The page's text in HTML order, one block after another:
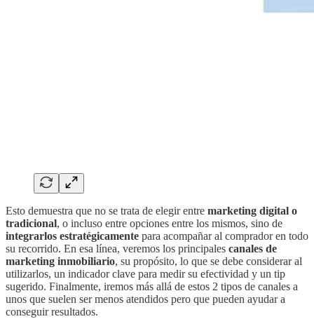
Esto demuestra que no se trata de elegir entre marketing digital o
tradicional, o incluso entre opciones entre los mismos, sino de
integrarlos estratégicamente para acompañar al comprador en todo
su recorrido. En esa línea, veremos los principales canales de
marketing inmobiliario, su propósito, lo que se debe considerar al
utilizarlos, un indicador clave para medir su efectividad y un tip
sugerido. Finalmente, iremos más allá de estos 2 tipos de canales a
unos que suelen ser menos atendidos pero que pueden ayudar a
conseguir resultados.